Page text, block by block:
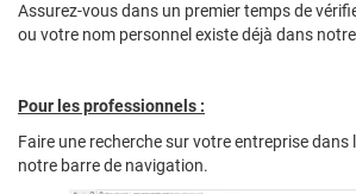
Assurez-vous dans un premier temps de
ou votre nom personnel existe déjà dans
Pour les professionnels :
Faire une recherche sur votre entreprise dans
notre barre de navigation.